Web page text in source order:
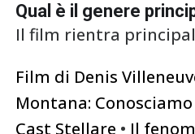
Qual è il genere
Il film rientra
Film di Denis
Montana:
Cast Stellare • Il